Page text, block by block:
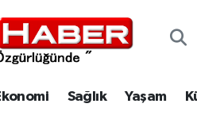
Sağlık Yaşam